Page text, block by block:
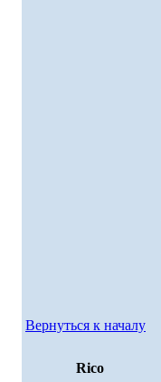
Вернуться к началу
Rico